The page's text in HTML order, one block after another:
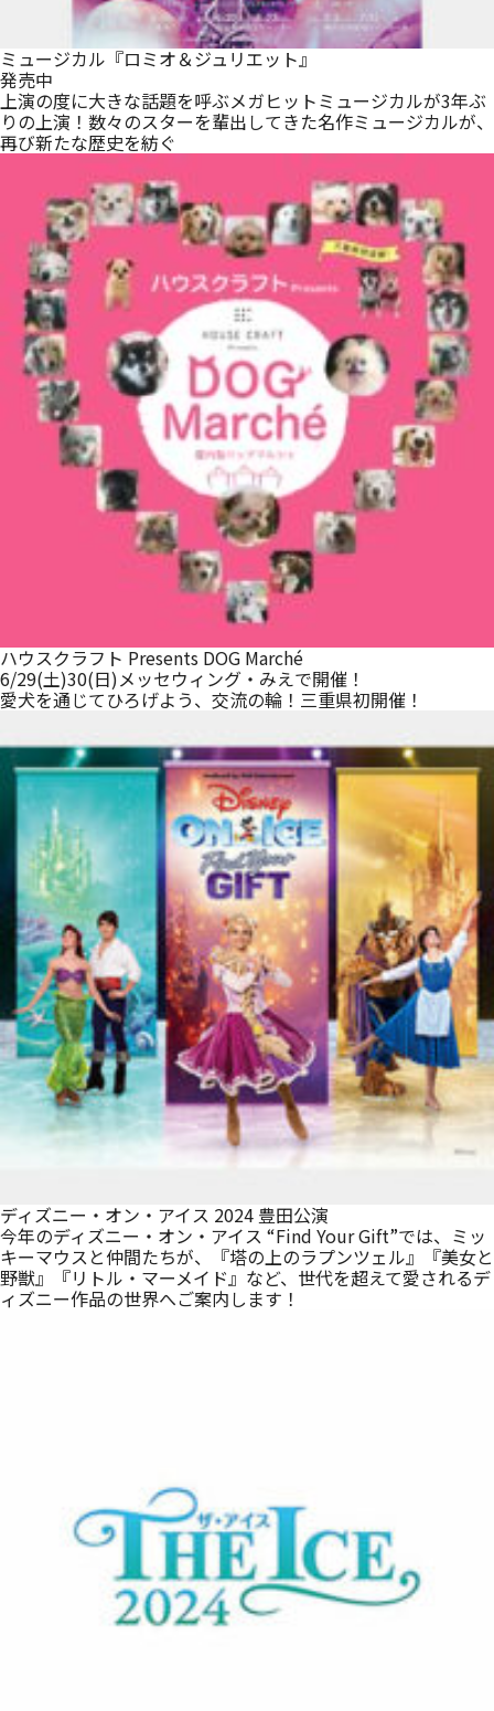
ミュージカル『ロミオ＆ジュリエット』
発売中
上演の度に大きな話題を呼ぶメガヒットミュージカルが3年ぶ
りの上演！数々のスターを輩出してきた名作ミュージカルが、
再び新たな歴史を紡ぐ
ハウスクラフト Presents DOG Marché
6/29(土)30(日)メッセウィング・みえで開催！
愛犬を通じてひろげよう、交流の輪！三重県初開催！
ディズニー・オン・アイス 2024 豊田公演
今年のディズニー・オン・アイス “Find Your Gift”では、ミッ
キーマウスと仲間たちが、『塔の上のラプンツェル』『美女と
野獣』『リトル・マーメイド』など、世代を超えて愛されるデ
ィズニー作品の世界へご案内します！